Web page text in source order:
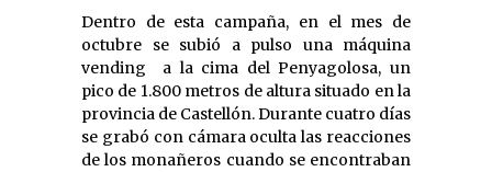
Dentro de esta campaña, en el mes de
octubre se subió a pulso una máquina
vending a la cima del Penyagolosa, un
pico de 1.800 metros de altura situado en la
provincia de Castellón. Durante cuatro días
se grabó con cámara oculta las reacciones
de los monañeros cuando se encontraban